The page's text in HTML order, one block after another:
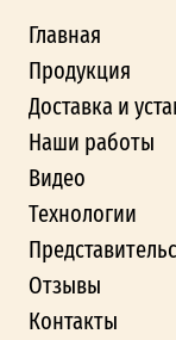
Главная
Продукция
Доставка и
Наши работы
Видео
Технологии
Отзывы
Контакты